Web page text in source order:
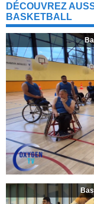
DÉCOUVREZ
BASKETBALL